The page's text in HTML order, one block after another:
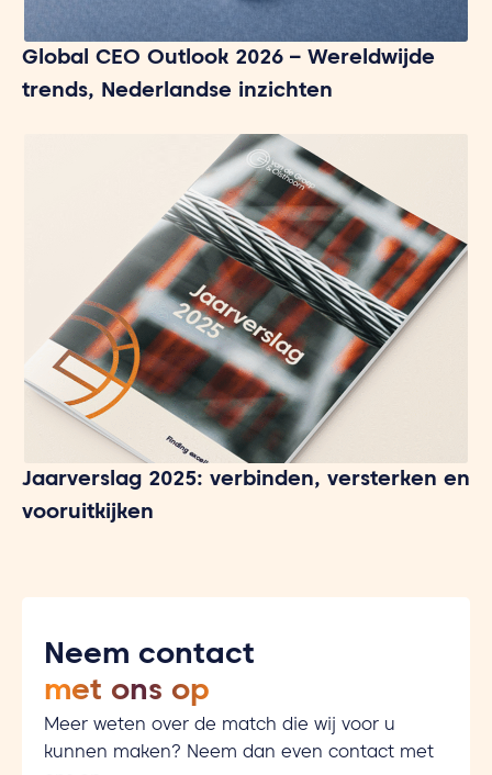
Global CEO Outlook 2026 – Wereldwijde
trends, Nederlandse inzichten
Jaarverslag 2025: verbinden, versterken en
vooruitkijken
Neem contact
met ons op
Meer weten over de match die wij voor u
kunnen maken? Neem dan even contact met